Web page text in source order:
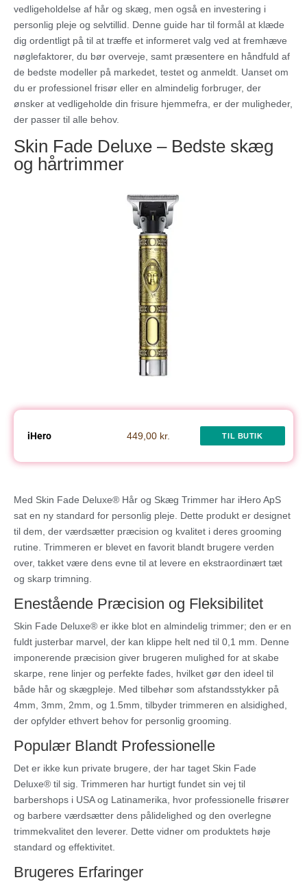
vedligeholdelse af hår og skæg, men også en investering i
personlig pleje og selvtillid. Denne guide har til formål at klæde
dig ordentligt på til at træffe et informeret valg ved at fremhæve
nøglefaktorer, du bør overveje, samt præsentere en håndfuld af
de bedste modeller på markedet, testet og anmeldt. Uanset om
du er professionel frisør eller en almindelig forbruger, der
ønsker at vedligeholde din frisure hjemmefra, er der muligheder,
der passer til alle behov.
Skin Fade Deluxe – Bedste skæg
og hårtrimmer
iHero 449,00 kr. TIL BUTIK
Med Skin Fade Deluxe® Hår og Skæg Trimmer har iHero ApS
sat en ny standard for personlig pleje. Dette produkt er designet
til dem, der værdsætter præcision og kvalitet i deres grooming
rutine. Trimmeren er blevet en favorit blandt brugere verden
over, takket være dens evne til at levere en ekstraordinært tæt
og skarp trimning.
Enestående Præcision og Fleksibilitet
Skin Fade Deluxe® er ikke blot en almindelig trimmer; den er en
fuldt justerbar marvel, der kan klippe helt ned til 0,1 mm. Denne
imponerende præcision giver brugeren mulighed for at skabe
skarpe, rene linjer og perfekte fades, hvilket gør den ideel til
både hår og skægpleje. Med tilbehør som afstandsstykker på
4mm, 3mm, 2mm, og 1.5mm, tilbyder trimmeren en alsidighed,
der opfylder ethvert behov for personlig grooming.
Populær Blandt Professionelle
Det er ikke kun private brugere, der har taget Skin Fade
Deluxe® til sig. Trimmeren har hurtigt fundet sin vej til
barbershops i USA og Latinamerika, hvor professionelle frisører
og barbere værdsætter dens pålidelighed og den overlegne
trimmekvalitet den leverer. Dette vidner om produktets høje
standard og effektivitet.
Brugeres Erfaringer